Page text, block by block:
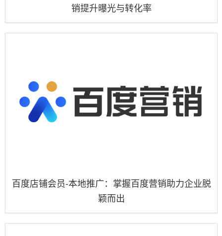
销提升曝光与转化率
百度店铺会员-本地推广：掌握百度营销助力企业脱
颖而出